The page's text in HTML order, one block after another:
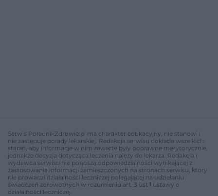
Serwis PoradnikZdrowie.pl ma charakter edukacyjny, nie stanowi i
nie zastępuje porady lekarskiej. Redakcja serwisu dokłada wszelkich
starań, aby informacje w nim zawarte były poprawne merytorycznie,
jednakże decyzja dotycząca leczenia należy do lekarza. Redakcja i
wydawca serwisu nie ponoszą odpowiedzialności wynikającej z
zastosowania informacji zamieszczonych na stronach serwisu, który
nie prowadzi działalności leczniczej polegającej na udzielaniu
świadczeń zdrowotnych w rozumieniu art. 3 ust 1 ustawy o
działalności leczniczej.